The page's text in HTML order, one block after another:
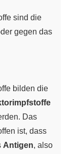
sind die
gegen das
bilden die
Das
ist, dass
Antigen, also